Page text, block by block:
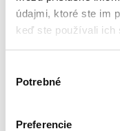
údajmi, ktoré ste im
keď ste používali ich
súhlasu
Potrebné
Preferencie